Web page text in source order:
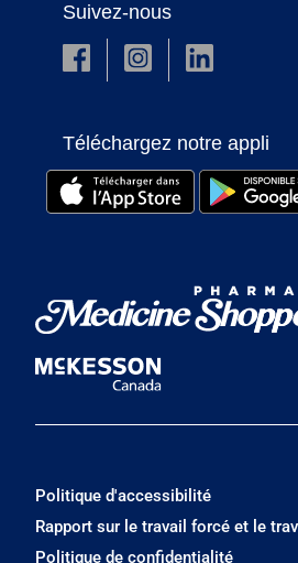
Suivez-nous
Téléchargez notre appli
Politique d'accessibilité
Rapport sur le travail forcé et le
Politique de confidentialité